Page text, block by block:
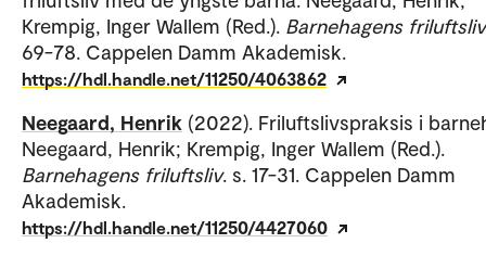
Krempig, Inger Wallem (Red.). Barnehagens friluftsliv
69-78. Cappelen Damm Akademisk.
https://hdl.handle.net/11250/4063862
Neegaard, Henrik (2022). Friluftslivspraksis i
Neegaard, Henrik; Krempig, Inger Wallem (Red.).
Barnehagens friluftsliv. s. 17-31. Cappelen Damm
Akademisk.
https://hdl.handle.net/11250/4427060